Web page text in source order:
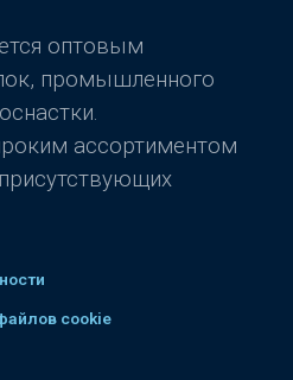
оптовым
промышленного
ассортиментом
cookie